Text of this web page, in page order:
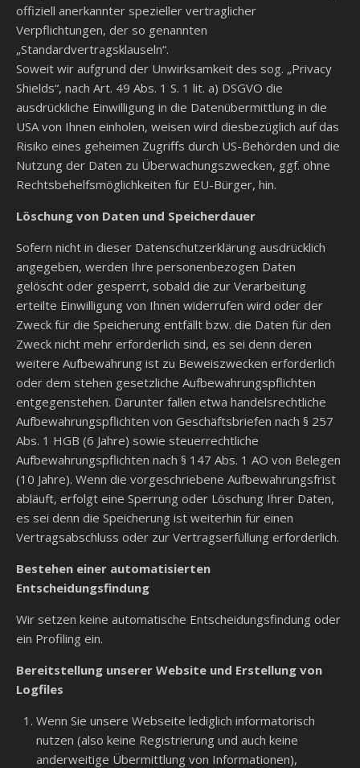
offiziell anerkannter spezieller vertraglicher
Verpflichtungen, der so genannten
„Standardvertragsklauseln“.
Soweit wir aufgrund der Unwirksamkeit des sog. „Privacy
Shields“, nach Art. 49 Abs. 1 S. 1 lit. a) DSGVO die
ausdrückliche Einwilligung in die Datenübermittlung in die
USA von Ihnen einholen, weisen wird diesbezüglich auf das
Risiko eines geheimen Zugriffs durch US-Behörden und die
Nutzung der Daten zu Überwachungszwecken, ggf. ohne
Rechtsbehelfsmöglichkeiten für EU-Bürger, hin.
Löschung von Daten und Speicherdauer
Sofern nicht in dieser Datenschutzerklärung ausdrücklich
angegeben, werden Ihre personenbezogen Daten
gelöscht oder gesperrt, sobald die zur Verarbeitung
erteilte Einwilligung von Ihnen widerrufen wird oder der
Zweck für die Speicherung entfällt bzw. die Daten für den
Zweck nicht mehr erforderlich sind, es sei denn deren
weitere Aufbewahrung ist zu Beweiszwecken erforderlich
oder dem stehen gesetzliche Aufbewahrungspflichten
entgegenstehen. Darunter fallen etwa handelsrechtliche
Aufbewahrungspflichten von Geschäftsbriefen nach § 257
Abs. 1 HGB (6 Jahre) sowie steuerrechtliche
Aufbewahrungspflichten nach § 147 Abs. 1 AO von Belegen
(10 Jahre). Wenn die vorgeschriebene Aufbewahrungsfrist
abläuft, erfolgt eine Sperrung oder Löschung Ihrer Daten,
es sei denn die Speicherung ist weiterhin für einen
Vertragsabschluss oder zur Vertragserfüllung erforderlich.
Bestehen einer automatisierten
Entscheidungsfindung
Wir setzen keine automatische Entscheidungsfindung oder
ein Profiling ein.
Bereitstellung unserer Website und Erstellung von
Logfiles
Wenn Sie unsere Webseite lediglich informatorisch
nutzen (also keine Registrierung und auch keine
anderweitige Übermittlung von Informationen),